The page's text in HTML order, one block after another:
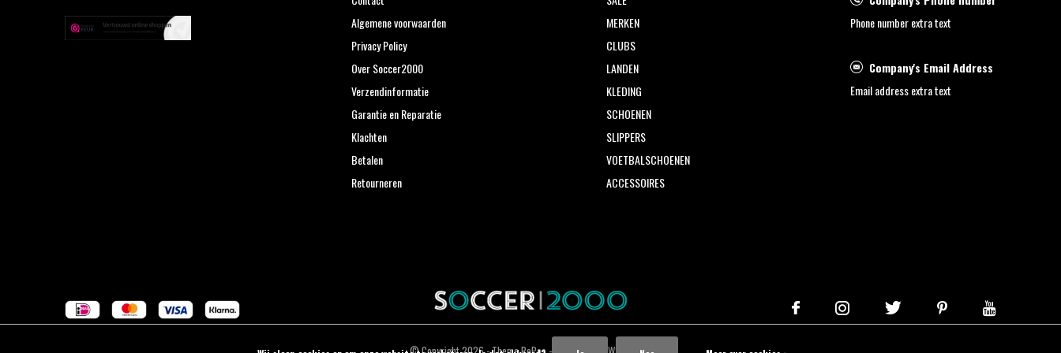
Algemene voorwaarden
Privacy Policy
Over Soccer2000
Verzendinformatie
Garantie en Reparatie
Klachten
Betalen
Retourneren
MERKEN
CLUBS
LANDEN
KLEDING
SCHOENEN
SLIPPERS
VOETBALSCHOENEN
ACCESSOIRES
Phone number extra text
Company's Email Address
Email address extra text